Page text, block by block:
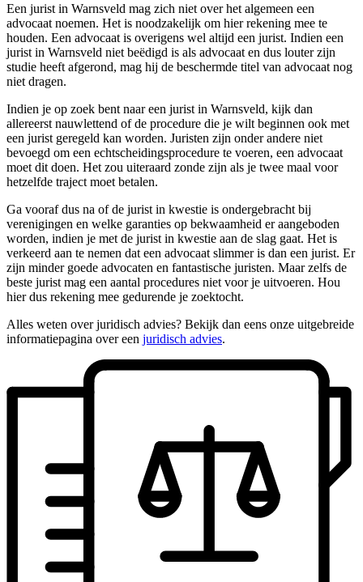
Een jurist in Warnsveld mag zich niet over het algemeen een
advocaat noemen. Het is noodzakelijk om hier rekening mee te
houden. Een advocaat is overigens wel altijd een jurist. Indien een
jurist in Warnsveld niet beëdigd is als advocaat en dus louter zijn
studie heeft afgerond, mag hij de beschermde titel van advocaat nog
niet dragen.
Indien je op zoek bent naar een jurist in Warnsveld, kijk dan
allereerst nauwlettend of de procedure die je wilt beginnen ook met
een jurist geregeld kan worden. Juristen zijn onder andere niet
bevoegd om een echtscheidingsprocedure te voeren, een advocaat
moet dit doen. Het zou uiteraard zonde zijn als je twee maal voor
hetzelfde traject moet betalen.
Ga vooraf dus na of de jurist in kwestie is ondergebracht bij
verenigingen en welke garanties op bekwaamheid er aangeboden
worden, indien je met de jurist in kwestie aan de slag gaat. Het is
verkeerd aan te nemen dat een advocaat slimmer is dan een jurist. Er
zijn minder goede advocaten en fantastische juristen. Maar zelfs de
beste jurist mag een aantal procedures niet voor je uitvoeren. Hou
hier dus rekening mee gedurende je zoektocht.
Alles weten over juridisch advies? Bekijk dan eens onze uitgebreide
informatiepagina over een juridisch advies.